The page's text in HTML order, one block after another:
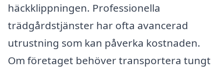
häckklippningen. Professionella
trädgårdstjänster har ofta avancerad
utrustning som kan påverka kostnaden.
Om företaget behöver transportera tungt